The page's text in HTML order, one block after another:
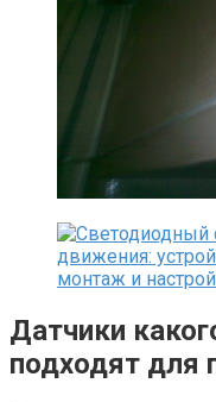
Датчики
подходят для